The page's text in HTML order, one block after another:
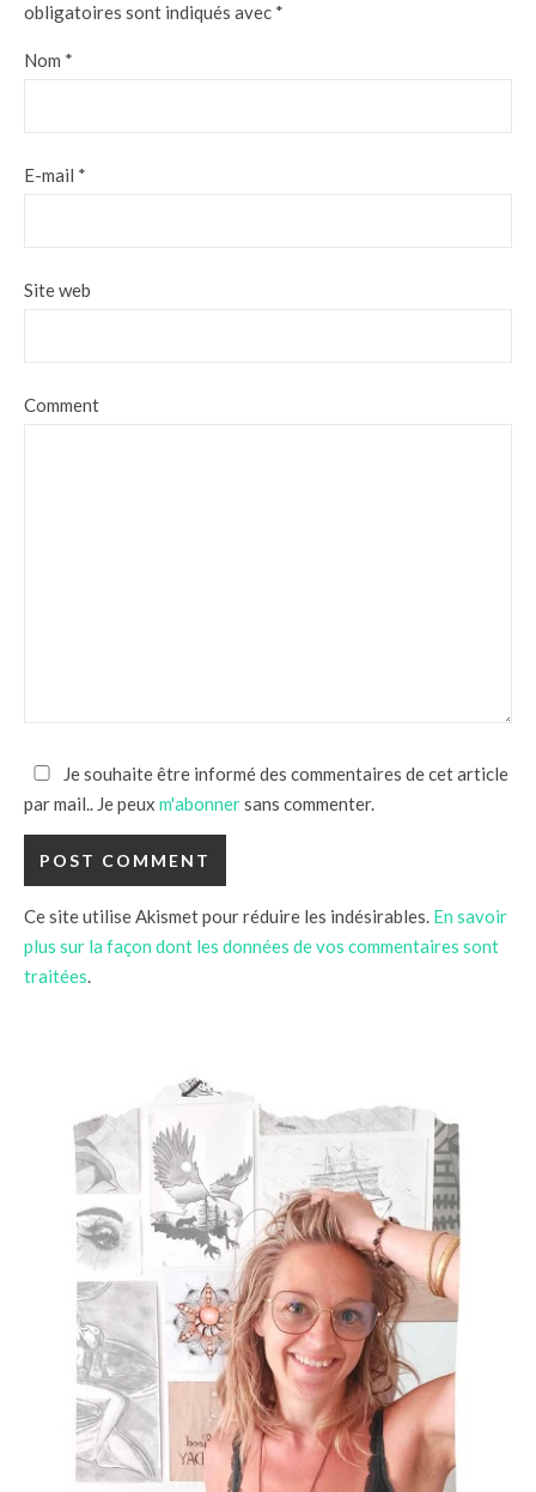
obligatoires sont indiqués avec *
Nom *
E-mail *
Site web
Comment
Je souhaite être informé des commentaires de cet article
par mail.. Je peux m'abonnersans commenter.
Ce site utilise Akismet pour réduire les indésirables. En savoir
plus sur la façon dont les données de vos commentaires sont
traitées.